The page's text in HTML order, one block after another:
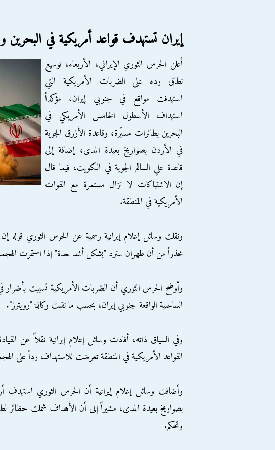
إيران تستهدف قواعد أمريكية في
أعلن الحرس الثوري الإيراني، الأربعاء، توسيع
نطاق رده على الضربات الأمريكية التي
استهدفت مواقع في جنوبي إيران، مؤكداً
استهداف الأسطول الخامس الأمريكي في
البحرين بطائرات مسيّرة، وقاعدة الأزرق الجوية
في الأردن بصواريخ بعيدة المدى، إضافة إلى
قاعدة علي السالم الجوية في الكويت، فيما قال
إن الاشتباكات لا تزال مستمرة مع القوات
الأمريكية في المنطقة.
ونقلت وسائل إعلام إيرانية رسمية عن الحرس الثوري قوله
محذراً من أن طهران سترد "بشكل أشد حدة" إذا استمرت
وأوضح الحرس الثوري أن الضربات الأمريكية تسببت
الساحلية الواقعة جنوبي إيران، بحسب ما نقلت وكالة "رويترز".
وفي السياق ذاته، أفادت وسائل إعلام إيرانية نقلاً عن
القواعد الأمريكية في المنطقة تعرضت للاستهداف رداً على
وأضافت وسائل إعلام إيرانية أن الحرس الثوري استهدف
وتحكم.